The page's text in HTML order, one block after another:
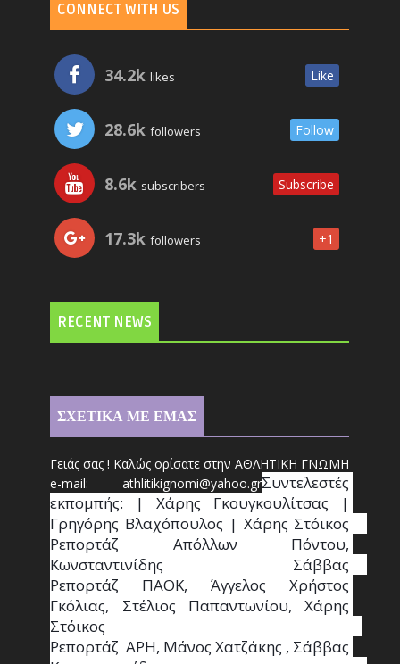
CONNECT WITH US
34.2k likes Like
28.6k followers Follow
8.6k subscribers Subscribe
17.3k followers +1
RECENT NEWS
ΣΧΕΤΙΚΑ ΜΕ ΕΜΑΣ
Γειάς σας ! Καλώς ορίσατε στην ΑΘΛΗΤΙΚΗ ΓΝΩΜΗ
e-mail: athlitikignomi@yahoo.grΣυντελεστές
εκπομπής: | Χάρης Γκουγκουλίτσας |
Γρηγόρης Βλαχόπουλος | Χάρης Στόικος
Ρεπορτάζ Απόλλων Πόντου,
Κωνσταντινίδης   Σάββας
Ρεπορτάζ ΠΑΟΚ, Άγγελος Χρήστος
Γκόλιας, Στέλιος Παπαντωνίου, Χάρης
Στόικος
Ρεπορτάζ  ΑΡΗ, Μάνος Χατζάκης , Σάββας